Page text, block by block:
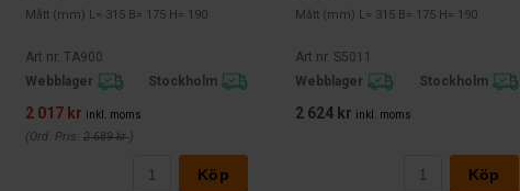
Mått (mm) L= 315 B= 175 H= 190
Art nr. TA900
Webblager
Stockholm
2 017 kr inkl. moms
(Ord. Pris: 2 689 kr)
Köp
Mått (mm) L= 315 B= 175 H= 190
Art nr. S5011
Webblager
Stockholm
2 624 kr inkl. moms
Köp